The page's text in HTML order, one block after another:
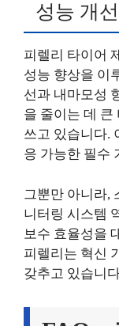
성능 개
피렐리 타이어
성능 향상을 이
선과 내마모성
을 줄이는 데 큰
쓰고 있습니다.
응 가능한 필수
그뿐만 아니라,
니터링 시스템
보수 효율성을
피렐리는 혁신
갖추고 있습니